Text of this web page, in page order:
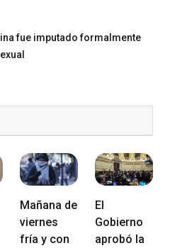
fue imputado formalmente
Mañana de
viernes
fría y con
El
Gobierno
aprobó la